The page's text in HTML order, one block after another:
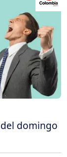
domingo